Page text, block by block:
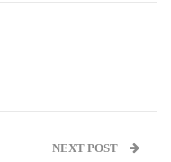
NEXT POST